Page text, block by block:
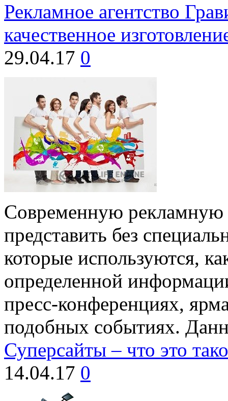
Рекламное агентство
качественное
29.04.17 0
Современную
представить без
которые используются,
определенной
пресс-конференциях,
подобных событиях.
Суперсайты – что это
14.04.17 0